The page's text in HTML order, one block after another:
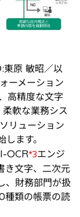
東原 敏昭／以
ーメーション
高精度な文字
柔軟な業務シス
リューション
ます。
OCR*3エンジ
き文字、二次元
、財務部門が扱
種類の帳票の読